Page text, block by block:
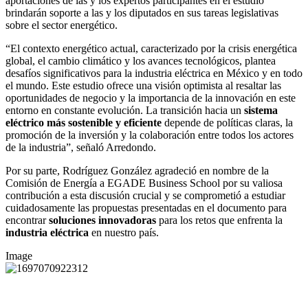
brindarán soporte a las y los diputados en sus tareas legislativas
sobre el sector energético.
“El contexto energético actual, caracterizado por la crisis energética
global, el cambio climático y los avances tecnológicos, plantea
desafíos significativos para la industria eléctrica en México y en todo
el mundo. Este estudio ofrece una visión optimista al resaltar las
oportunidades de negocio y la importancia de la innovación en este
entorno en constante evolución. La transición hacia un sistema
eléctrico más sostenible y eficiente depende de políticas claras, la
promoción de la inversión y la colaboración entre todos los actores
de la industria”, señaló Arredondo.
Por su parte, Rodríguez González agradeció en nombre de la
Comisión de Energía a EGADE Business School por su valiosa
contribución a esta discusión crucial y se comprometió a estudiar
cuidadosamente las propuestas presentadas en el documento para
encontrarsoluciones innovadoras para los retos que enfrenta la
industria eléctrica en nuestro país.
Image